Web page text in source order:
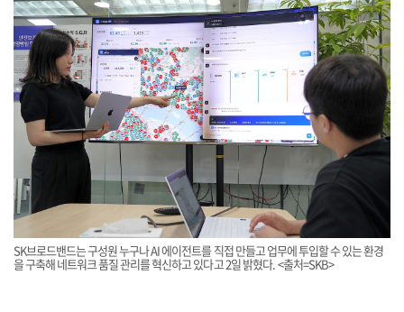
SK브로드밴드는 구성원 누구나 AI 에이전트를 직접 만들고 업무에 투입할 수 있는 환경
을 구축해 네트워크 품질 관리를 혁신하고 있다고 2일 밝혔다. <출처=SKB>